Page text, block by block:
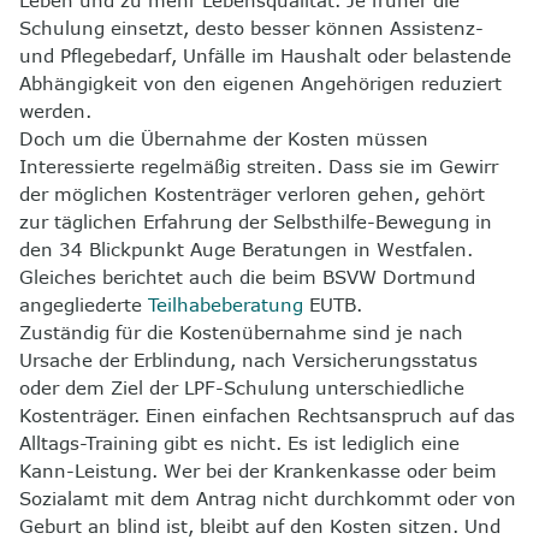
Schulung einsetzt, desto besser können Assistenz-
und Pflegebedarf, Unfälle im Haushalt oder belastende
Abhängigkeit von den eigenen Angehörigen reduziert
werden.
Doch um die Übernahme der Kosten müssen
Interessierte regelmäßig streiten. Dass sie im Gewirr
der möglichen Kostenträger verloren gehen, gehört
zur täglichen Erfahrung der Selbsthilfe-Bewegung in
den 34 Blickpunkt Auge Beratungen in Westfalen.
Gleiches berichtet auch die beim BSVW Dortmund
angegliederteTeilhabeberatung EUTB.
Zuständig für die Kostenübernahme sind je nach
Ursache der Erblindung, nach Versicherungsstatus
oder dem Ziel der LPF-Schulung unterschiedliche
Kostenträger. Einen einfachen Rechtsanspruch auf das
Alltags-Training gibt es nicht. Es ist lediglich eine
Kann-Leistung. Wer bei der Krankenkasse oder beim
Sozialamt mit dem Antrag nicht durchkommt oder von
Geburt an blind ist, bleibt auf den Kosten sitzen. Und